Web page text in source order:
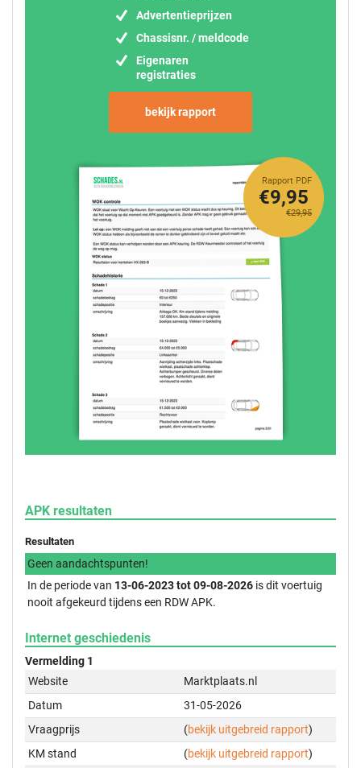
Advertentieprijzen
Chassisnr. / meldcode
Eigenaren
registraties
bekijk rapport
Rapport PDF
€29,95
€9,95
APK resultaten
Resultaten
Geen aandachtspunten!
In de periode van 13-06-2023 tot 09-08-2026 is dit voertuig
nooit afgekeurd tijdens een RDW APK.
Internet geschiedenis
Vermelding 1
Website
Marktplaats.nl
Datum
31-05-2026
Vraagprijs
(bekijk uitgebreid rapport)
KM stand
(bekijk uitgebreid rapport)